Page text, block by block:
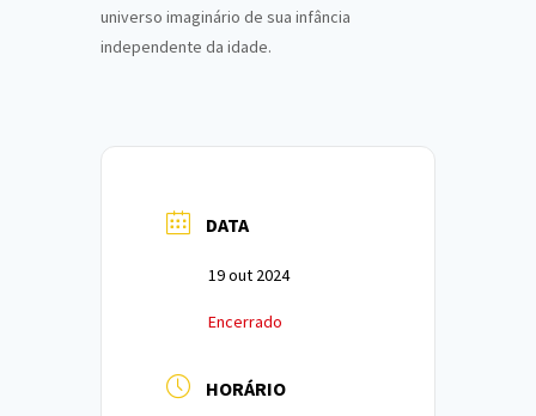
universo imaginário de sua infância
independente da idade.
DATA
19 out 2024
Encerrado
HORÁRIO